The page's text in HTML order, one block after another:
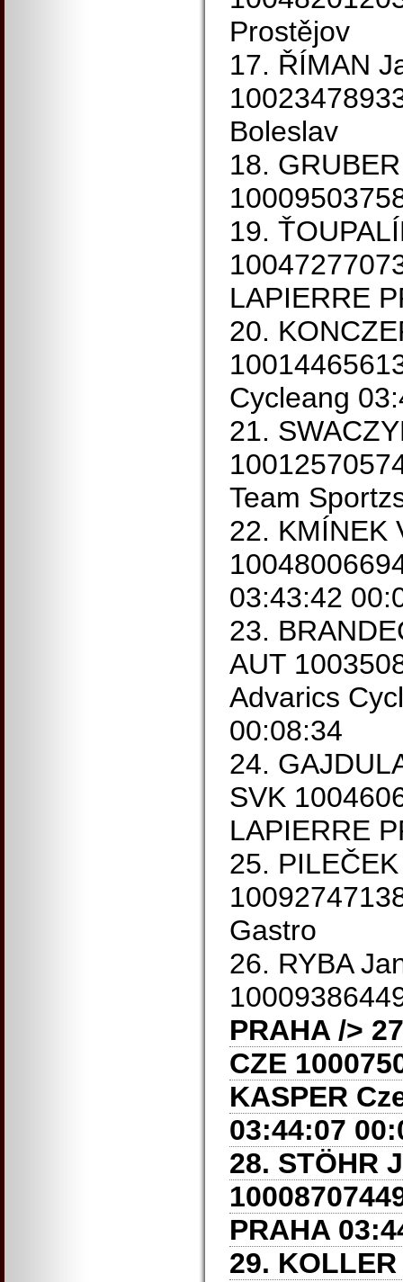
Prostějov
17. ŘÍMAN
Boleslav
18.
19.
LAPIERRE
20.
Cycleang
21.
Team
22. KMÍNEK
03:43:42
23.
AUT
Advarics
00:08:34
24.
SVK
LAPIERRE
25.
Gastro
26. RYBA
PRAHA/>
CZE
KASPER
03:44:07
28. STÖHR
PRAHA
29.